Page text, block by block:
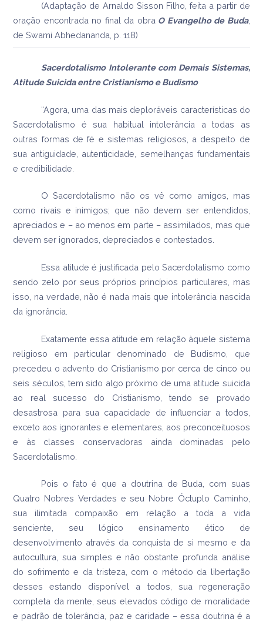
(Adaptação de Arnaldo Sisson Filho, feita a partir de
oração encontrada no final da obra O Evangelho de Buda,
de Swami Abhedananda, p. 118)
Sacerdotalismo Intolerante com Demais Sistemas,
Atitude Suicida entre Cristianismo e Budismo
“Agora, uma das mais deploráveis características do
Sacerdotalismo é sua habitual intolerância a todas as
outras formas de fé e sistemas religiosos, a despeito de
sua antiguidade, autenticidade, semelhanças fundamentais
e credibilidade.
O Sacerdotalismo não os vê como amigos, mas
como rivais e inimigos; que não devem ser entendidos,
apreciados e – ao menos em parte – assimilados, mas que
devem ser ignorados, depreciados e contestados.
Essa atitude é justificada pelo Sacerdotalismo como
sendo zelo por seus próprios princípios particulares, mas
isso, na verdade, não é nada mais que intolerância nascida
da ignorância.
Exatamente essa atitude em relação àquele sistema
religioso em particular denominado de Budismo, que
precedeu o advento do Cristianismo por cerca de cinco ou
seis séculos, tem sido algo próximo de uma atitude suicida
ao real sucesso do Cristianismo, tendo se provado
desastrosa para sua capacidade de influenciar a todos,
exceto aos ignorantes e elementares, aos preconceituosos
e às classes conservadoras ainda dominadas pelo
Sacerdotalismo.
Pois o fato é que a doutrina de Buda, com suas
Quatro Nobres Verdades e seu Nobre Óctuplo Caminho,
sua ilimitada compaixão em relação a toda a vida
senciente, seu lógico ensinamento ético de
desenvolvimento através da conquista de si mesmo e da
autocultura, sua simples e não obstante profunda análise
do sofrimento e da tristeza, com o método da libertação
desses estando disponível a todos, sua regeneração
completa da mente, seus elevados código de moralidade
e padrão de tolerância, paz e caridade – essa doutrina é a